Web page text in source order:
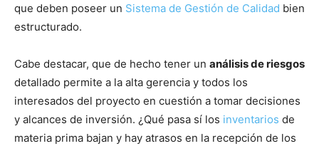
que deben poseer un Sistema de Gestión de Calidad bien
estructurado.
Cabe destacar, que de hecho tener un análisis de riesgos
detallado permite a la alta gerencia y todos los
interesados del proyecto en cuestión a tomar decisiones
y alcances de inversión. ¿Qué pasa sí los inventarios de
materia prima bajan y hay atrasos en la recepción de los